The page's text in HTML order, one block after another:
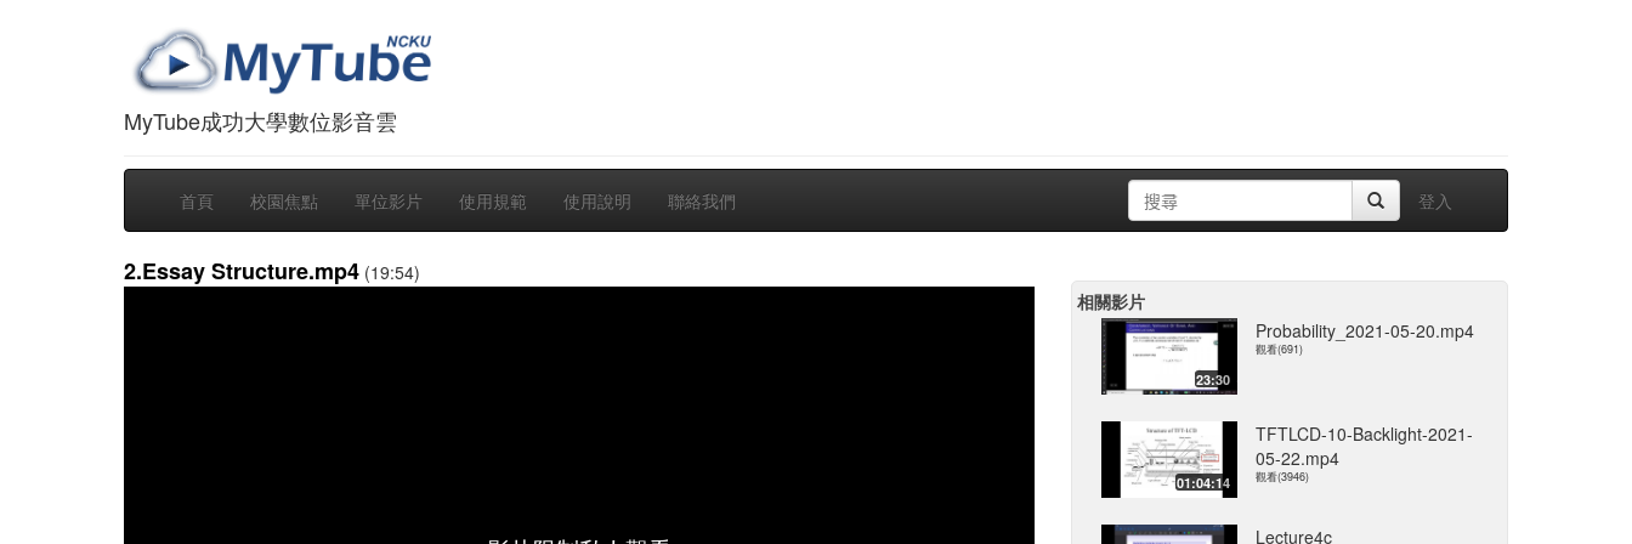
MyTube成功大學數位影音雲
首頁 校園焦點 單位影片 使用規範 使用說明 聯絡我們 登入
2.Essay Structure.mp4 (19:54)
相關影片
23:30
Probability_2021-05-20.mp4
觀看(691)
01:04:14
TFTLCD-10-Backlight-2021-
05-22.mp4
觀看(3946)
Lecture4c